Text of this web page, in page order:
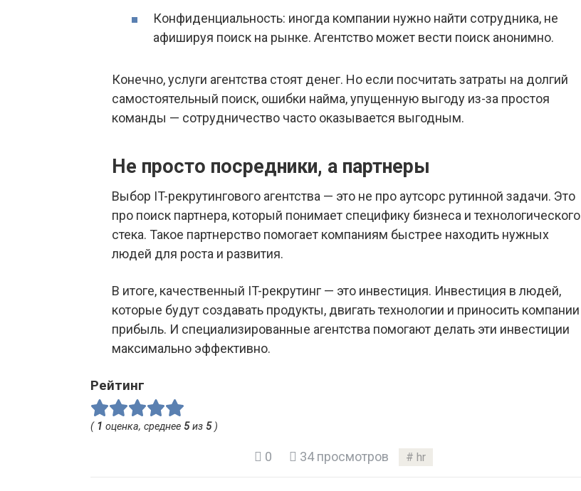
Конфиденциальность: иногда компании нужно найти сотрудника, не
афишируя поиск на рынке. Агентство может вести поиск анонимно.
Конечно, услуги агентства стоят денег. Но если посчитать затраты на долгий
самостоятельный поиск, ошибки найма, упущенную выгоду из-за простоя
команды — сотрудничество часто оказывается выгодным.
Не просто посредники, а партнеры
Выбор IT-рекрутингового агентства — это не про аутсорс рутинной задачи. Это
про поиск партнера, который понимает специфику бизнеса и технологического
стека. Такое партнерство помогает компаниям быстрее находить нужных
людей для роста и развития.
В итоге, качественный IT-рекрутинг — это инвестиция. Инвестиция в людей,
которые будут создавать продукты, двигать технологии и приносить компании
прибыль. И специализированные агентства помогают делать эти инвестиции
максимально эффективно.
Рейтинг
( 1 оценка, среднее 5из 5)
0 34 просмотров hr